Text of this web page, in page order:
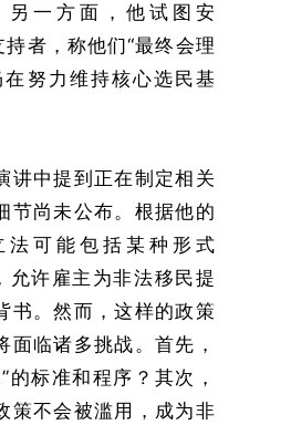
另一方面，他试图安
持者，称他们“最终会理
努力维持核心选民基
讲中提到正在制定相关
节尚未公布。根据他的
法可能包括某种形式
允许雇主为非法移民提
书。然而，这样的政策
面临诸多挑战。首先，
的标准和程序？其次，
策不会被滥用，成为非